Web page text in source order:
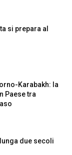
si prepara al
Karabakh: la
Paese tra
due secoli